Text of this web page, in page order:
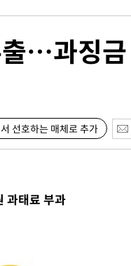
…과징
선호하는 매체로 추가
과태료 부과